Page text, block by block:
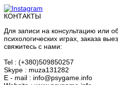
КОНТАКТЫ
Для записи на консультацию или
психологических играх, заказа
свяжитесь с нами:
Tel : (+380)509850257
Skype : muza131282
E - mail : info@psygame.info